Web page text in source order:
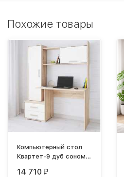
Похожие товары
Компьютерный стол
Квартет-9 дуб сонома
14 710 ₽